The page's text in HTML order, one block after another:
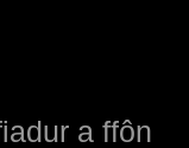
a ffôn